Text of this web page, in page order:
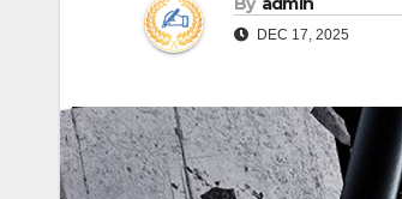
DEC 17, 2025